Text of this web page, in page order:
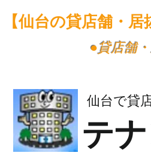
【仙台の貸店舗・
​●貸店舗
仙台で貸
テ